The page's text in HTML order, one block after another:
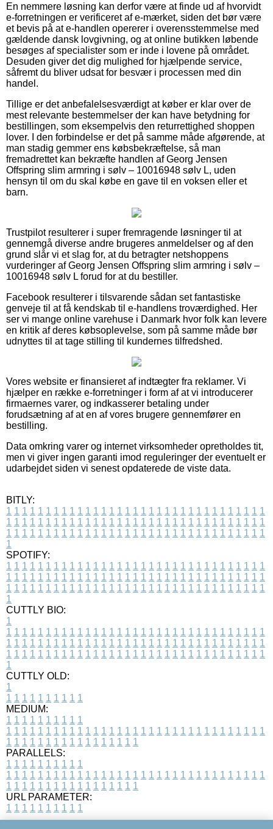
En nemmere løsning kan derfor være at finde ud af hvorvidt
e-forretningen er verificeret af e-mærket, siden det bør være
et bevis på at e-handlen opererer i overensstemmelse med
gældende dansk lovgivning, og at online butikken løbende
besøges af specialister som er inde i lovene på området.
Desuden giver det dig mulighed for hjælpende service,
såfremt du bliver udsat for besvær i processen med din
handel.
Tillige er det anbefalelsesværdigt at køber er klar over de
mest relevante bestemmelser der kan have betydning for
bestillingen, som eksempelvis den returrettighed shoppen
lover. I den forbindelse er det på samme måde afgørende, at
man stadig gemmer ens købsbekræftelse, så man
fremadrettet kan bekræfte handlen af Georg Jensen
Offspring slim armring i sølv – 10016948 sølv L, uden
hensyn til om du skal købe en gave til en voksen eller et
barn.
Trustpilot resulterer i super fremragende løsninger til at
gennemgå diverse andre brugeres anmeldelser og af den
grund slår vi et slag for, at du betragter netshoppens
vurderinger af Georg Jensen Offspring slim armring i sølv –
10016948 sølv L forud for at du bestiller.
Facebook resulterer i tilsvarende sådan set fantastiske
genveje til at få kendskab til e-handlens troværdighed. Her
ser vi mange online varehuse i Danmark hvor folk kan levere
en kritik af deres købsoplevelse, som på samme måde bør
udnyttes til at tage stilling til kundernes tilfredshed.
Vores website er finansieret af indtægter fra reklamer. Vi
hjælper en række e-forretninger i form af at vi introducerer
firmaernes varer, og indkasserer betaling under
forudsætning af at en af vores brugere gennemfører en
bestilling.
Data omkring varer og internet virksomheder opretholdes tit,
men vi giver ingen garanti imod reguleringer der eventuelt er
udarbejdet siden vi senest opdaterede de viste data.
BITLY:
1 1 1 1 1 1 1 1 1 1 1 1 1 1 1 1 1 1 1 1 1 1 1 1 1 1 1 1 1 1 1 1 1
1 1 1 1 1 1 1 1 1 1 1 1 1 1 1 1 1 1 1 1 1 1 1 1 1 1 1 1 1 1 1 1 1
1 1 1 1 1 1 1 1 1 1 1 1 1 1 1 1 1 1 1 1 1 1 1 1 1 1 1 1 1 1 1 1 1
1
SPOTIFY:
1 1 1 1 1 1 1 1 1 1 1 1 1 1 1 1 1 1 1 1 1 1 1 1 1 1 1 1 1 1 1 1 1
1 1 1 1 1 1 1 1 1 1 1 1 1 1 1 1 1 1 1 1 1 1 1 1 1 1 1 1 1 1 1 1 1
1 1 1 1 1 1 1 1 1 1 1 1 1 1 1 1 1 1 1 1 1 1 1 1 1 1 1 1 1 1 1 1 1
1
CUTTLY BIO:
1
1 1 1 1 1 1 1 1 1 1 1 1 1 1 1 1 1 1 1 1 1 1 1 1 1 1 1 1 1 1 1 1 1
1 1 1 1 1 1 1 1 1 1 1 1 1 1 1 1 1 1 1 1 1 1 1 1 1 1 1 1 1 1 1 1 1
1 1 1 1 1 1 1 1 1 1 1 1 1 1 1 1 1 1 1 1 1 1 1 1 1 1 1 1 1 1 1 1 1
1
CUTTLY OLD:
1
1 1 1 1 1 1 1 1 1 1
MEDIUM:
1 1 1 1 1 1 1 1 1 1
1 1 1 1 1 1 1 1 1 1 1 1 1 1 1 1 1 1 1 1 1 1 1 1 1 1 1 1 1 1 1 1 1
1 1 1 1 1 1 1 1 1 1 1 1 1 1 1 1 1
PARALLELS:
1 1 1 1 1 1 1 1 1 1
1 1 1 1 1 1 1 1 1 1 1 1 1 1 1 1 1 1 1 1 1 1 1 1 1 1 1 1 1 1 1 1 1
1 1 1 1 1 1 1 1 1 1 1 1 1 1 1 1 1
URL PARAMETER:
1 1 1 1 1 1 1 1 1 1